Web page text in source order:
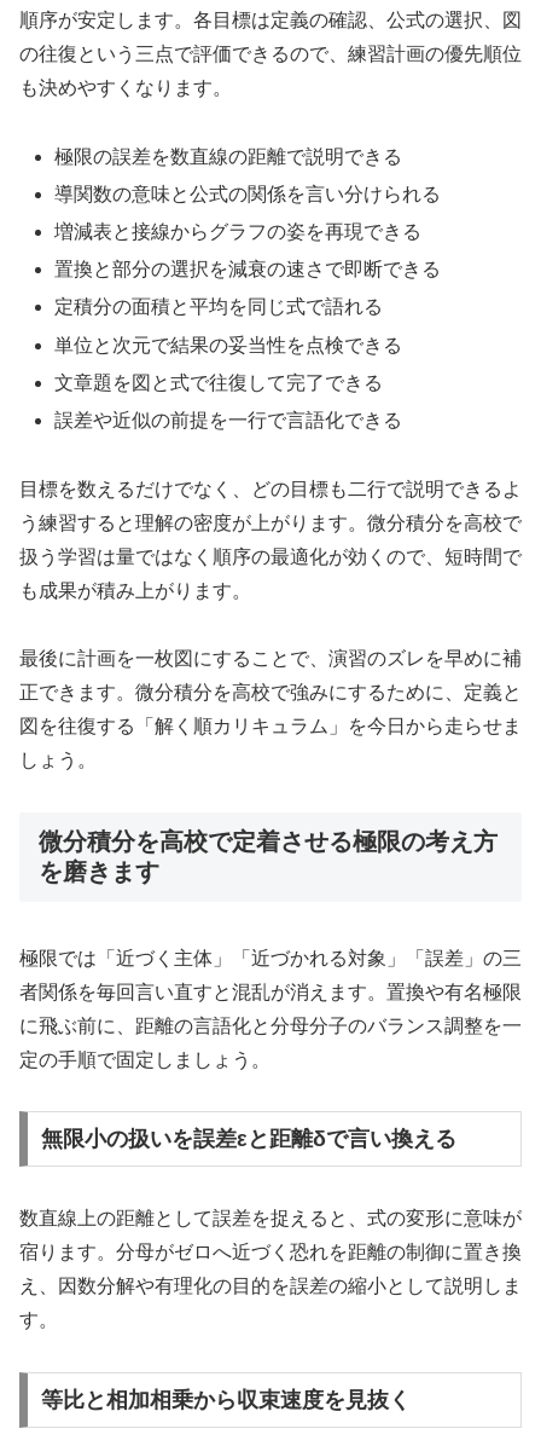
順序が安定します。各目標は定義の確認、公式の選択、図
の往復という三点で評価できるので、練習計画の優先順位
も決めやすくなります。
極限の誤差を数直線の距離で説明できる
導関数の意味と公式の関係を言い分けられる
増減表と接線からグラフの姿を再現できる
置換と部分の選択を減衰の速さで即断できる
定積分の面積と平均を同じ式で語れる
単位と次元で結果の妥当性を点検できる
文章題を図と式で往復して完了できる
誤差や近似の前提を一行で言語化できる
目標を数えるだけでなく、どの目標も二行で説明できるよ
う練習すると理解の密度が上がります。微分積分を高校で
扱う学習は量ではなく順序の最適化が効くので、短時間で
も成果が積み上がります。
最後に計画を一枚図にすることで、演習のズレを早めに補
正できます。微分積分を高校で強みにするために、定義と
図を往復する「解く順カリキュラム」を今日から走らせま
しょう。
微分積分を高校で定着させる極限の考え方
を磨きます
極限では「近づく主体」「近づかれる対象」「誤差」の三
者関係を毎回言い直すと混乱が消えます。置換や有名極限
に飛ぶ前に、距離の言語化と分母分子のバランス調整を一
定の手順で固定しましょう。
無限小の扱いを誤差εと距離δで言い換える
数直線上の距離として誤差を捉えると、式の変形に意味が
宿ります。分母がゼロへ近づく恐れを距離の制御に置き換
え、因数分解や有理化の目的を誤差の縮小として説明しま
す。
等比と相加相乗から収束速度を見抜く